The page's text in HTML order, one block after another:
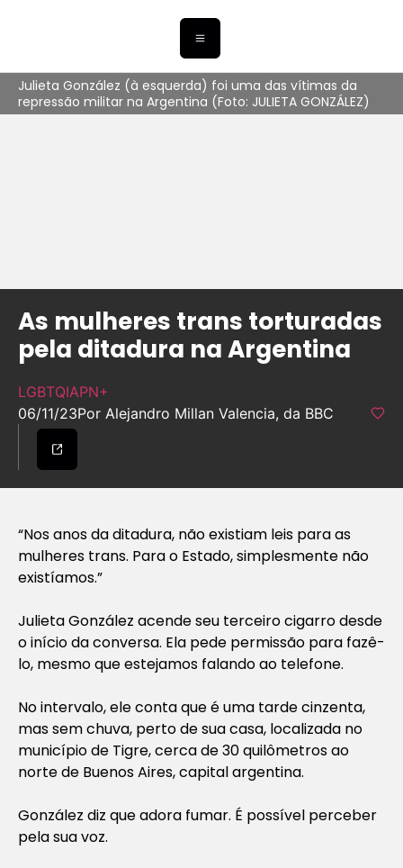
Julieta González (à esquerda) foi uma das vítimas da
repressão militar na Argentina (Foto: JULIETA GONZÁLEZ)
As mulheres trans torturadas
pela ditadura na Argentina
LGBTQIAPN+
06/11/23Por Alejandro Millan Valencia, da BBC
“Nos anos da ditadura, não existiam leis para as
mulheres trans. Para o Estado, simplesmente não
existíamos.”
Julieta González acende seu terceiro cigarro desde
o início da conversa. Ela pede permissão para fazê-
lo, mesmo que estejamos falando ao telefone.
No intervalo, ele conta que é uma tarde cinzenta,
mas sem chuva, perto de sua casa, localizada no
município de Tigre, cerca de 30 quilômetros ao
norte de Buenos Aires, capital argentina.
González diz que adora fumar. É possível perceber
pela sua voz.